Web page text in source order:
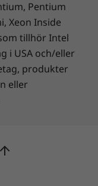
vilket ger
känns större
IR-
när du
Pentium
Xeon Inside
tillhör Intel
i USA och/eller
produkter
eller